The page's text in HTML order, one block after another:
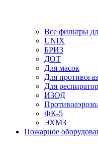
Все фильтры
UNIX
БРИЗ
ДОТ
Для масок
Для
Для
ИЗОД
ФК-5
ЭХМЗ
Пожарное